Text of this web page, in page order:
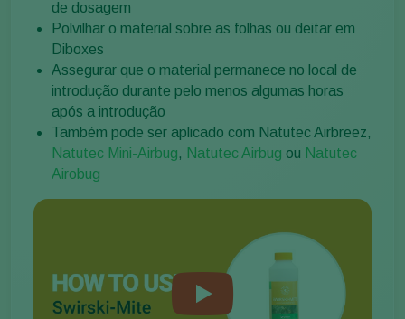
de dosagem
Polvilhar o material sobre as folhas ou deitar em
Diboxes
Assegurar que o material permanece no local de
introdução durante pelo menos algumas horas
após a introdução
Também pode ser aplicado com Natutec Airbreez,
Natutec Mini-Airbug, Natutec Airbug ou Natutec
Airobug